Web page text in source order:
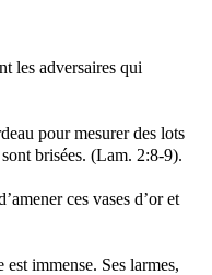
les adversaires qui
pour mesurer des lots
brisées. (Lam. 2:8-9).
ces vases d’or et
immense. Ses larmes,